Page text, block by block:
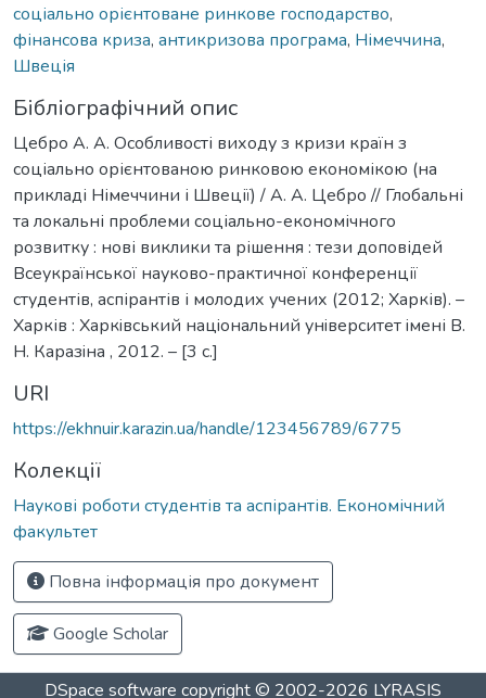
соціально орієнтоване ринкове господарство,
фінансова криза, антикризова програма, Німеччина,
Швеція
Бібліографічний опис
Цебро А. А. Особливості виходу з кризи країн з
соціально орієнтованою ринковою економікою (на
прикладі Німеччини і Швеції) / А. А. Цебро // Глобальні
та локальні проблеми соціально-економічного
розвитку : нові виклики та рішення : тези доповідей
Всеукраїнської науково-практичної конференції
студентів, аспірантів і молодих учених (2012; Харків). –
Харків : Харкiвський нацiональний унiверситет iмені В.
Н. Каразiна , 2012. – [3 c.]
URI
https://ekhnuir.karazin.ua/handle/123456789/6775
Колекції
Наукові роботи студентів та аспірантів. Економічний
факультет
Повна інформація про документ
Google Scholar
DSpace software copyright © 2002-2026 LYRASIS